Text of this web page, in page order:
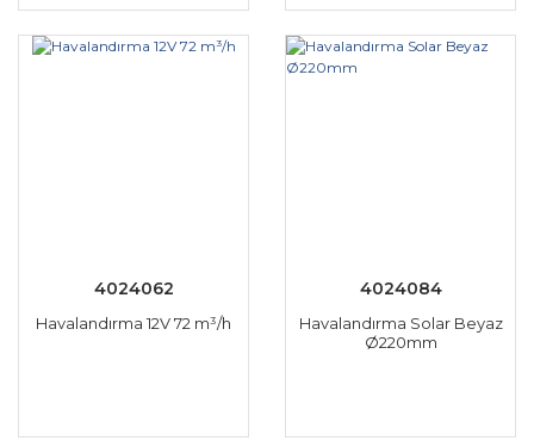
4024062
Havalandırma 12V 72 m³/h
4024084
Havalandırma Solar Beyaz
Ø220mm